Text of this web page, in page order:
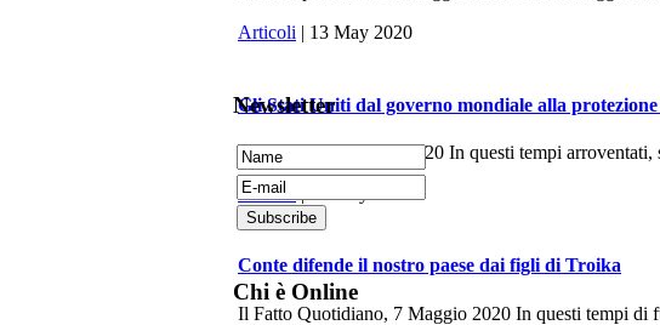
Articoli | 13 May 2020
Gli Stati Uniti dal governo mondiale alla protezione
La Fionda, 7 Maggio 2020 In questi tempi arroventati,
Articoli
Conte difende il nostro paese dai figli di Troika
Il Fatto Quotidiano, 7 Maggio 2020 In questi tempi di
Newsletter
Chi è Online